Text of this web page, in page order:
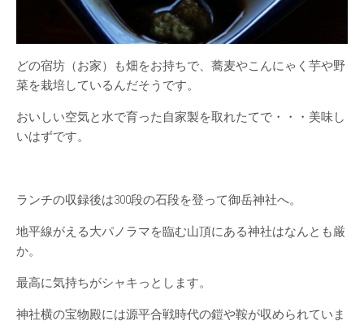
どの宿坊（お家）も畑をお持ちで、蕎麦やこんにゃく芋や野
菜を栽培しているんだそうです。
おいしい空気と水で育った自家製を取れたてで・・・美味し
いはずです。
ランチの収録後は300段の石段を登って御岳神社へ。
地平線がえる大パノラマを臨む山頂にある神社はなんとも厳
か。
最高に気持ちがシャキっとします。
神社横の宝物殿には源平合戦時代の鎧や鞍が収められていま